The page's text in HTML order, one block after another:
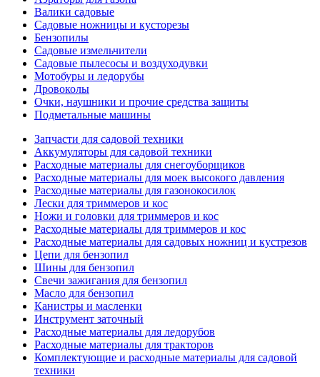
Валики садовые
Садовые ножницы и кусторезы
Бензопилы
Садовые измельчители
Садовые пылесосы и воздуходувки
Мотобуры и ледорубы
Дровоколы
Очки, наушники и прочие средства защиты
Подметальные машины
Запчасти для садовой техники
Аккумуляторы для садовой техники
Расходные материалы для снегоуборщиков
Расходные материалы для моек высокого давления
Расходные материалы для газонокосилок
Лески для триммеров и кос
Ножи и головки для триммеров и кос
Расходные материалы для триммеров и кос
Расходные материалы для садовых ножниц и кустрезов
Цепи для бензопил
Шины для бензопил
Свечи зажигания для бензопил
Масло для бензопил
Канистры и масленки
Инструмент заточный
Расходные материалы для ледорубов
Расходные материалы для тракторов
Комплектующие и расходные материалы для садовой
техники